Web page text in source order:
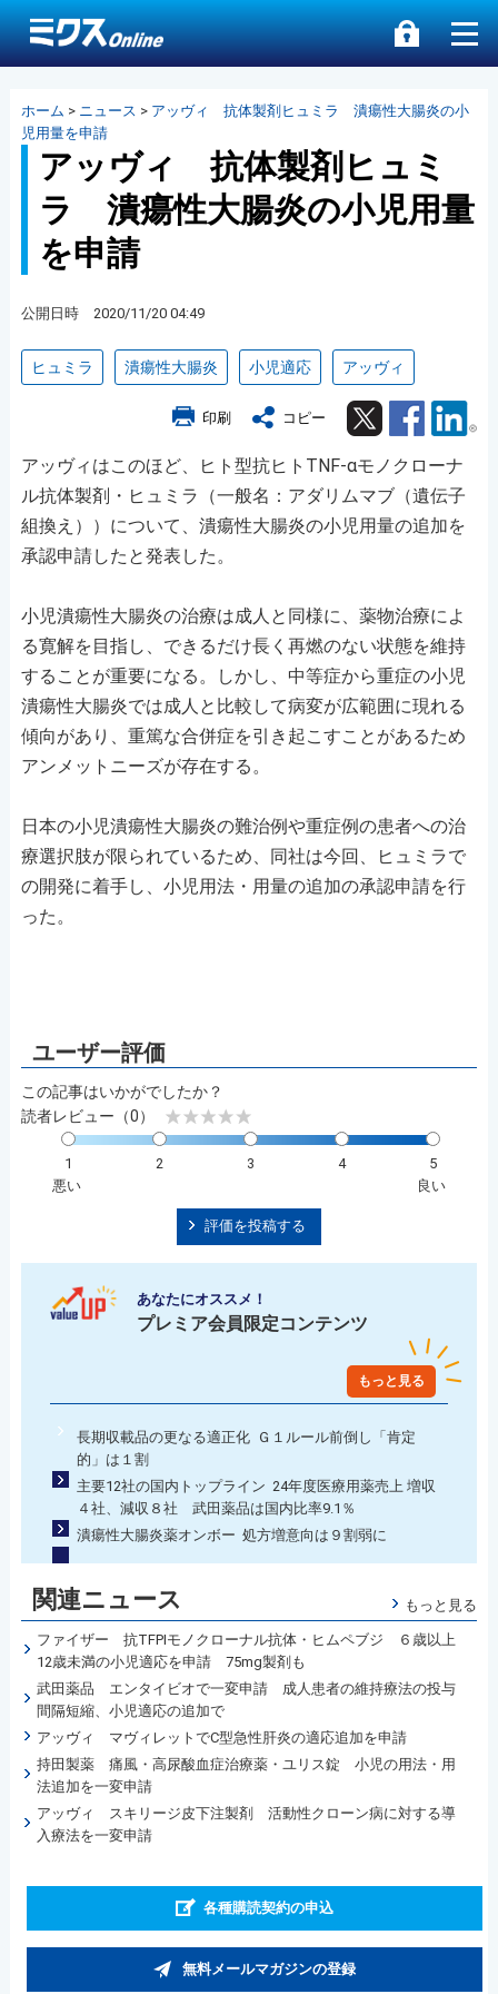
ホーム > ニュース > アッヴィ 抗体製剤ヒュミラ 潰瘍性大腸炎の小
児用量を申請
アッヴィ 抗体製剤ヒュミ
ラ 潰瘍性大腸炎の小児用量
を申請
公開日時 2020/11/20 04:49
ヒュミラ 潰瘍性大腸炎 小児適応 アッヴィ
印刷 コピー Twitter Facebook
アッヴィはこのほど、ヒト型抗ヒトTNF-αモノクローナ
ル抗体製剤・ヒュミラ（一般名：アダリムマブ（遺伝子
組換え））について、潰瘍性大腸炎の小児用量の追加を
承認申請したと発表した。
小児潰瘍性大腸炎の治療は成人と同様に、薬物治療によ
る寛解を目指し、できるだけ長く再燃のない状態を維持
することが重要になる。しかし、中等症から重症の小児
潰瘍性大腸炎では成人と比較して病変が広範囲に現れる
傾向があり、重篤な合併症を引き起こすことがあるため
アンメットニーズが存在する。
日本の小児潰瘍性大腸炎の難治例や重症例の患者への治
療選択肢が限られているため、同社は今回、ヒュミラで
の開発に着手し、小児用法・用量の追加の承認申請を行
った。
この記事はいかがでしたか？
読者レビュー（0）
1 2 3 4
5
悪い
良い
評価を投稿する
あなたにオススメ！
プレミア会員限定コンテンツ
もっと見る
長期収載品の更なる適正化 Ｇ１ルール前倒し「肯定
的」は１割
主要12社の国内トップライン 24年度医療用薬売上 増収
４社、減収８社 武田薬品は国内比率9.1％
潰瘍性大腸炎薬オンボー 処方増意向は９割弱に
関連ニュース もっと見る
ファイザー 抗TFPIモノクローナル抗体・ヒムペブジ ６歳以上
12歳未満の小児適応を申請 75mg製剤も
武田薬品 エンタイビオで一変申請 成人患者の維持療法の投与
間隔短縮、小児適応の追加で
アッヴィ マヴィレットでC型急性肝炎の適応追加を申請
持田製薬 痛風・高尿酸血症治療薬・ユリス錠 小児の用法・用
法追加を一変申請
アッヴィ スキリージ皮下注製剤 活動性クローン病に対する導
入療法を一変申請
各種購読契約の申込
無料メールマガジンの登録